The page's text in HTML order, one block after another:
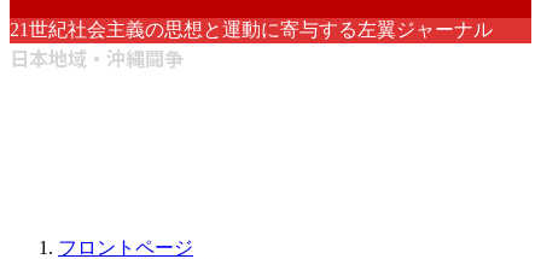
21世紀社会主義の思想と運動に寄与する左翼ジャーナル
日本地域・沖縄闘争
フロントページ